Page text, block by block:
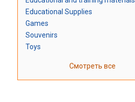
Educational Supplies
Games
Souvenirs
Toys
Смотреть все